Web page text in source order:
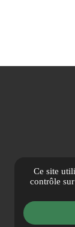
Ce site
contrôle